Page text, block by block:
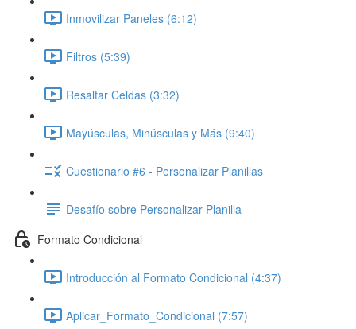
Inmovilizar Paneles (6:12)
Filtros (5:39)
Resaltar Celdas (3:32)
Mayúsculas, Minúsculas y Más (9:40)
Cuestionario #6 - Personalizar Planillas
Desafío sobre Personalizar Planilla
Formato Condicional
Introducción al Formato Condicional (4:37)
Aplicar_Formato_Condicional (7:57)